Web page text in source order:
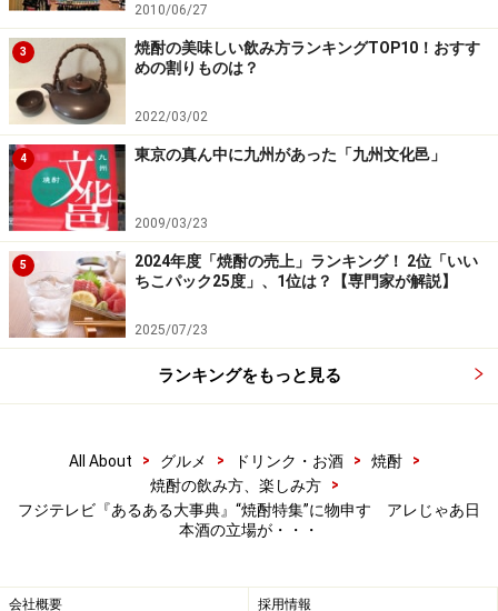
2010/06/27
3
焼酎の美味しい飲み方ランキングTOP10！おすす
めの割りものは？
2022/03/02
4 東京の真ん中に九州があった「九州文化邑」
2009/03/23
5
2024年度「焼酎の売上」ランキング！ 2位「いい
ちこパック25度」、1位は？【専門家が解説】
2025/07/23
ランキングをもっと見る
All About > グルメ > ドリンク・お酒 > 焼酎
>
焼酎の飲み方、楽しみ方
>
フジテレビ『あるある大事典』“焼酎特集”に物申す アレじゃあ日
本酒の立場が・・・
会社概要 採用情報